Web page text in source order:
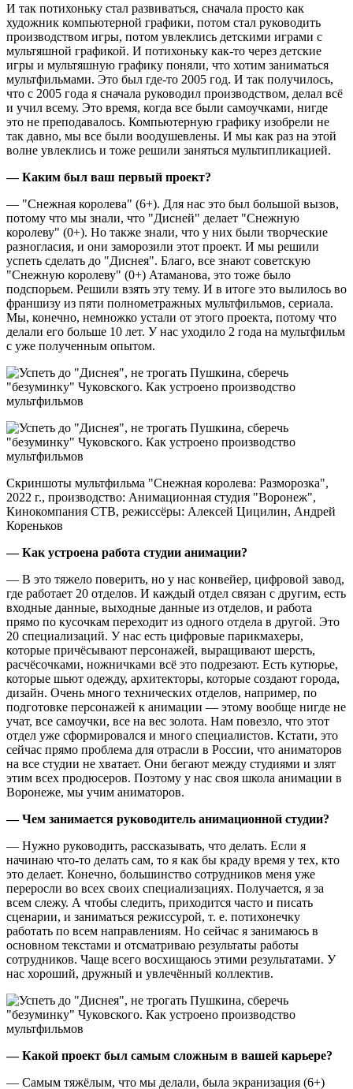
И так потихоньку стал развиваться, сначала просто как
художник компьютерной графики, потом стал руководить
производством игры, потом увлеклись детскими играми с
мультяшной графикой. И потихоньку как-то через детские
игры и мультяшную графику поняли, что хотим заниматься
мультфильмами. Это был где-то 2005 год. И так получилось,
что с 2005 года я сначала руководил производством, делал всё
и учил всему. Это время, когда все были самоучками, нигде
это не преподавалось. Компьютерную графику изобрели не
так давно, мы все были воодушевлены. И мы как раз на этой
волне увлеклись и тоже решили заняться мультипликацией.
— Каким был ваш первый проект?
— "Снежная королева" (6+). Для нас это был большой вызов,
потому что мы знали, что "Дисней" делает "Снежную
королеву" (0+). Но также знали, что у них были творческие
разногласия, и они заморозили этот проект. И мы решили
успеть сделать до "Диснея". Благо, все знают советскую
"Снежную королеву" (0+) Атаманова, это тоже было
подспорьем. Решили взять эту тему. И в итоге это вылилось во
франшизу из пяти полнометражных мультфильмов, сериала.
Мы, конечно, немножко устали от этого проекта, потому что
делали его больше 10 лет. У нас уходило 2 года на мультфильм
с уже полученным опытом.
Скриншоты мультфильма "Снежная королева: Разморозка",
2022 г., производство: Анимационная студия "Воронеж",
Кинокомпания CTB, режиссёры: Алексей Цицилин, Андрей
Кореньков
— Как устроена работа студии анимации?
— В это тяжело поверить, но у нас конвейер, цифровой завод,
где работает 20 отделов. И каждый отдел связан с другим, есть
входные данные, выходные данные из отделов, и работа
прямо по кусочкам переходит из одного отдела в другой. Это
20 специализаций. У нас есть цифровые парикмахеры,
которые причёсывают персонажей, выращивают шерсть,
расчёсочками, ножничками всё это подрезают. Есть кутюрье,
которые шьют одежду, архитекторы, которые создают города,
дизайн. Очень много технических отделов, например, по
подготовке персонажей к анимации — этому вообще нигде не
учат, все самоучки, все на вес золота. Нам повезло, что этот
отдел уже сформировался и много специалистов. Кстати, это
сейчас прямо проблема для отрасли в России, что аниматоров
на все студии не хватает. Они бегают между студиями и злят
этим всех продюсеров. Поэтому у нас своя школа анимации в
Воронеже, мы учим аниматоров.
— Чем занимается руководитель анимационной студии?
— Нужно руководить, рассказывать, что делать. Если я
начинаю что-то делать сам, то я как бы краду время у тех, кто
это делает. Конечно, большинство сотрудников меня уже
переросли во всех своих специализациях. Получается, я за
всем слежу. А чтобы следить, приходится часто и писать
сценарии, и заниматься режиссурой, т. е. потихонечку
работать по всем направлениям. Но сейчас я занимаюсь в
основном текстами и отсматриваю результаты работы
сотрудников. Чаще всего восхищаюсь этими результатами. У
нас хороший, дружный и увлечённый коллектив.
— Какой проект был самым сложным в вашей карьере?
— Самым тяжёлым, что мы делали, была экранизация (6+)